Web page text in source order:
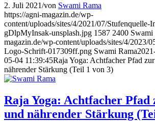
2. Juli 2021/von Swami Rama
https://agni-magazin.de/wp-
content/uploads/sites/4/2021/07/Stufenquelle-
gDlpMyInsak-unsplash.jpg 1587 2400 Swami
magazin.de/wp-content/uploads/sites/4/2023/
Logo-Schrift-017309ff.png Swami Rama
05-04 11:39:45Raja Yoga: Achtfacher Pfad
nährender Stärkung (Teil 1 von 3)
Raja Yoga: Achtfacher
und nährender Stärkung